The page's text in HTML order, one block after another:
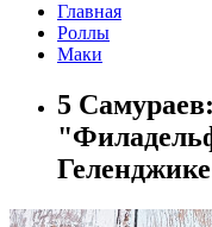
Главная
Роллы
Маки
5
Геленджике